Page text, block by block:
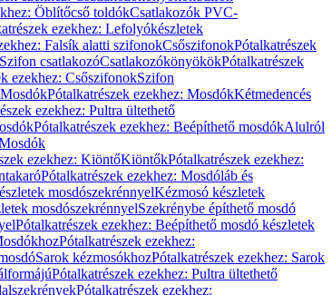
Öblítőcső toldókCsatlakozók PVC-
ezekhez: Lefolyókészletek
Falsík alatti szifonokCsőszifonokPótalkatrészek
csatlakozóCsatlakozókönyökökPótalkatrészek
ezekhez: CsőszifonokSzifon
MosdókPótalkatrészek ezekhez: MosdókKétmedencés
ezekhez: Pultra ültethető
Pótalkatrészek ezekhez: Beépíthető mosdókAlulról
ezekhez: KiöntőKiöntőkPótalkatrészek ezekhez:
Pótalkatrészek ezekhez: Mosdóláb és
mosdószekrénnyelKézmosó készletek
mosdószekrénnyelSzekrénybe építhető mosdó
Pótalkatrészek ezekhez: Beépíthető mosdó készletek
Pótalkatrészek ezekhez:
Sarok kézmosókhozPótalkatrészek ezekhez: Sarok
Pótalkatrészek ezekhez: Pultra ültethető
Pótalkatrészek ezekhez: